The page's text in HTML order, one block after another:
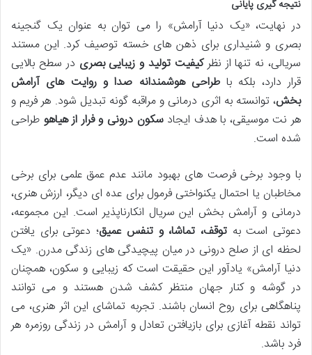
نتیجه گیری پایانی
در نهایت، «یک دنیا آرامش» را می توان به عنوان یک گنجینه
بصری و شنیداری برای ذهن های خسته توصیف کرد. این مستند
سریالی، نه تنها از نظرکیفیت تولید و زیبایی بصری در سطح بالایی
قرار دارد، بلکه باطراحی هوشمندانه صدا و روایت های آرامش
بخش، توانسته به اثری درمانی و مراقبه گونه تبدیل شود. هر فریم و
هر نت موسیقی، با هدف ایجادسکون درونی و فرار از هیاهو طراحی
شده است.
با وجود برخی فرصت های بهبود مانند عدم عمق علمی برای برخی
مخاطبان یا احتمال یکنواختی فرمول برای عده ای دیگر، ارزش هنری،
درمانی و آرامش بخش این سریال انکارناپذیر است. این مجموعه،
دعوتی است بهتوقف، تماشا، و تنفس عمیق؛ دعوتی برای یافتن
لحظه ای از صلح درونی در میان پیچیدگی های زندگی مدرن. «یک
دنیا آرامش» یادآور این حقیقت است که زیبایی و سکون، همچنان
در گوشه و کنار جهان منتظر کشف شدن هستند و می توانند
پناهگاهی برای روح انسان باشند. تجربه تماشای این اثر هنری، می
تواند نقطه آغازی برای بازیافتن تعادل و آرامش در زندگی روزمره هر
فرد باشد.